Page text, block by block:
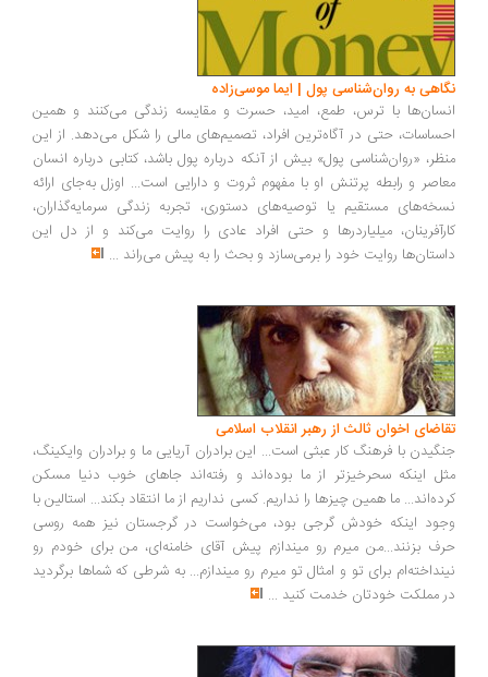
به روان‌شناسی پول | ایما موسی‌زاده
با ترس، طمع، امید، حسرت و مقایسه زندگی می‌کنند و همین
حتی در آگاه‌ترین افراد، تصمیم‌های مالی را شکل می‌دهد. از این
«روان‌شناسی پول» بیش از آنکه درباره پول باشد، کتابی درباره انسان
و رابطه پرتنش او با مفهوم ثروت و دارایی است... اوزل به‌جای ارائه
مستقیم یا توصیه‌های دستوری، تجربه زندگی سرمایه‌گذاران،
میلیاردرها و حتی افراد عادی را روایت می‌کند و از دل این
روایت خود را برمی‌سازد و بحث را به پیش می‌راند...
اخوان ثالث از رهبر انقلاب اسلامی
با فرهنگ کار عبثی است... این برادران آریایی ما و برادران وایکینگ،
اینکه سحرخیزتر از ما بوده‌اند و رفته‌اند جاهای خوب دنیا مسکن
ما همین چیزها را نداریم. کسی نداریم از ما انتقاد بکند... استالین با
اینکه خودش گرجی بود، می‌خواست در گرجستان نیز همه روسی
بزنند...من میرم رو میندازم پیش آقای خامنه‌ای، من برای خودم رو
برای تو و امثال تو میرم رو میندازم... به شرطی که شماها برگردید
مملکت خودتان خدمت کنید...